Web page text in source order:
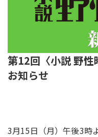
第12回〈小説 野性
お知らせ
3月15日（月）午後3時